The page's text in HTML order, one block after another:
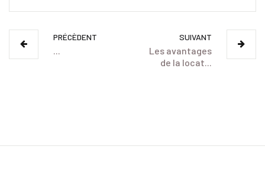
bord de mer pour
un séjour
inoubliable
PRÉCÈDENT
...
SUIVANT
Les avantages
de la locat...